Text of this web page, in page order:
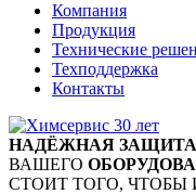
Компания
Продукция
Технические
Техподдержка
Контакты
НАДЁЖНАЯ ЗАЩИТА
ВАШЕГО
СТОИТ ТОГО, ЧТОБЫ